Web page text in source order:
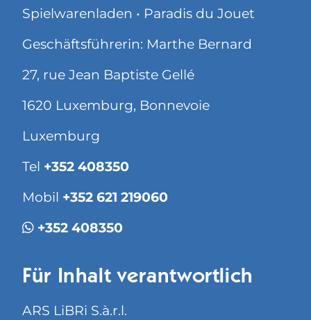
Spielwarenladen • Paradis du Jouet
Geschäftsführerin: Marthe Bernard
27, rue Jean Baptiste Gellé
1620 Luxemburg, Bonnevoie
Luxemburg
Tel +352 408350
Mobil +352 621 219060
+352 408350
Für Inhalt verantwortlich
ARS LiBRi S.à.r.l.